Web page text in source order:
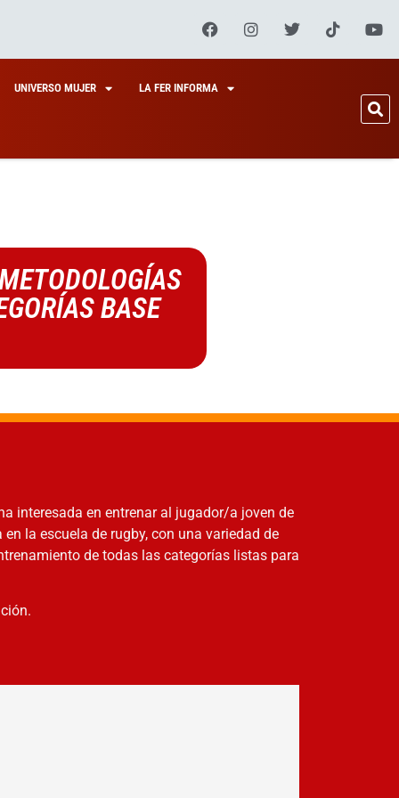
UNIVERSO MUJER LA FER INFORMA
BASE
interesada en entrenar al jugador/a joven de
la escuela de rugby, con una variedad de
de todas las categorías listas para